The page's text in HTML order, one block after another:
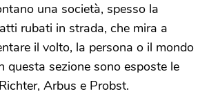
una società, spesso la
rubati in strada, che mira a
il volto, la persona o il mondo
questa sezione sono esposte le
Arbus e Probst.